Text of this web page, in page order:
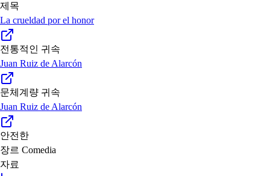
제목
La crueldad por el honor
전통적인 귀속
Juan Ruiz de Alarcón
문체계량 귀속
Juan Ruiz de Alarcón
안전한
장르 Comedia
자료